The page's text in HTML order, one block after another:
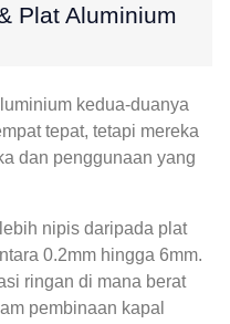
Plat Aluminium
kedua-duanya
tepat, tetapi mereka
dan penggunaan yang
nipis daripada plat
0.2mm hingga 6mm.
ringan di mana berat
pembinaan kapal